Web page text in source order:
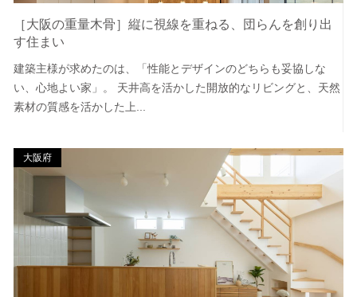
［大阪の重量木骨］縦に視線を重ねる、団らんを創り出
す住まい
建築主様が求めたのは、「性能とデザインのどちらも妥協しな
い、心地よい家」。 天井高を活かした開放的なリビングと、天然
素材の質感を活かした上...
大阪府